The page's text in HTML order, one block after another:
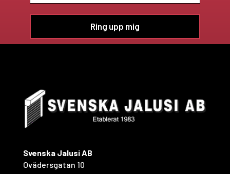
Svenska Jalusi AB
Ovädersgatan 10